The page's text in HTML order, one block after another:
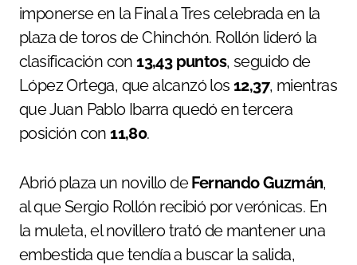
imponerse en la Final a Tres celebrada en la
plaza de toros de Chinchón. Rollón lideró la
clasificación con13,43 puntos, seguido de
López Ortega, que alcanzó los 12,37, mientras
que Juan Pablo Ibarra quedó en tercera
posición con11,80.
Abrió plaza un novillo deFernando Guzmán,
al que Sergio Rollón recibió por verónicas. En
la muleta, el novillero trató de mantener una
embestida que tendía a buscar la salida,